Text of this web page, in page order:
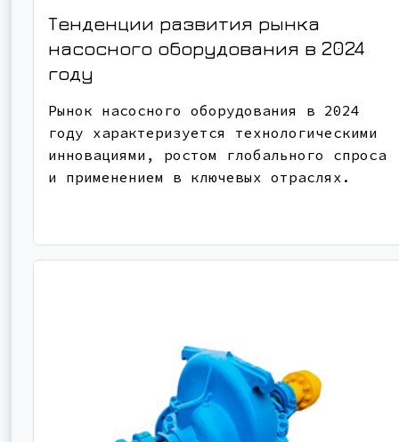
Тенденции развития рынка
насосного оборудования в 2024
году
Рынок насосного оборудования в 2024
году характеризуется технологическими
инновациями, ростом глобального спроса
и применением в ключевых отраслях.